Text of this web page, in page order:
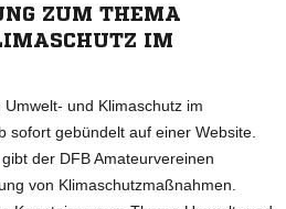
ZUM THEMA
IM
und Klimaschutz im
sofort gebündelt auf einer Website.
gibt der DFB Amateurvereinen
von Klimaschutzmaßnahmen.